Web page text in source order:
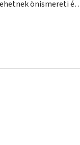
önismereti és